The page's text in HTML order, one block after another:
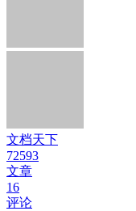
文档天下
72593
文章
16
评论